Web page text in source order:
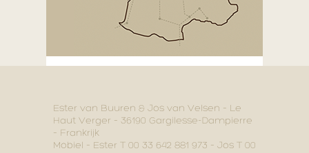
Ester van Buuren & Jos van Velsen – Le
Haut Verger – 36190 Gargilesse-Dampierre
– Frankrijk
Mobiel – Ester T 00 33 642 881 973 – Jos T 00